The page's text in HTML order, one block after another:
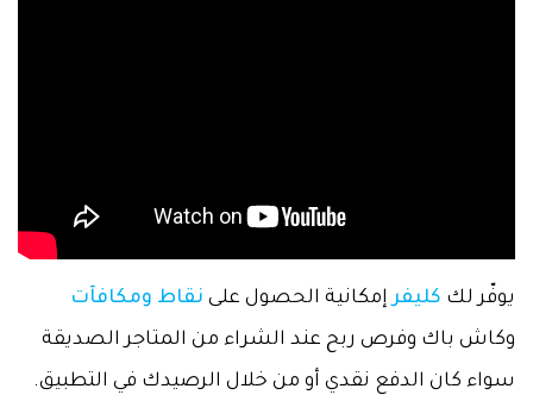
يوفّر لك كليفرإمكانية الحصول على نقاط ومكافآت
وكاش باك وفرص ربح عند الشراء من المتاجر الصديقة
سواء كان الدفع نقدي أو من خلال الرصيدك في التطبيق.